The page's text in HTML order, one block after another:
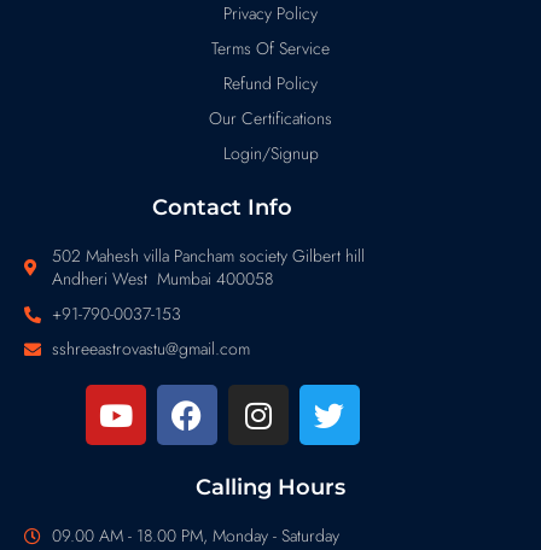
Privacy Policy
Terms Of Service
Refund Policy
Our Certifications
Login/Signup
Contact Info
502 Mahesh villa Pancham society Gilbert hill
Andheri West Mumbai 400058
+91-790-0037-153
sshreeastrovastu@gmail.com
Calling Hours
09.00 AM - 18.00 PM, Monday - Saturday